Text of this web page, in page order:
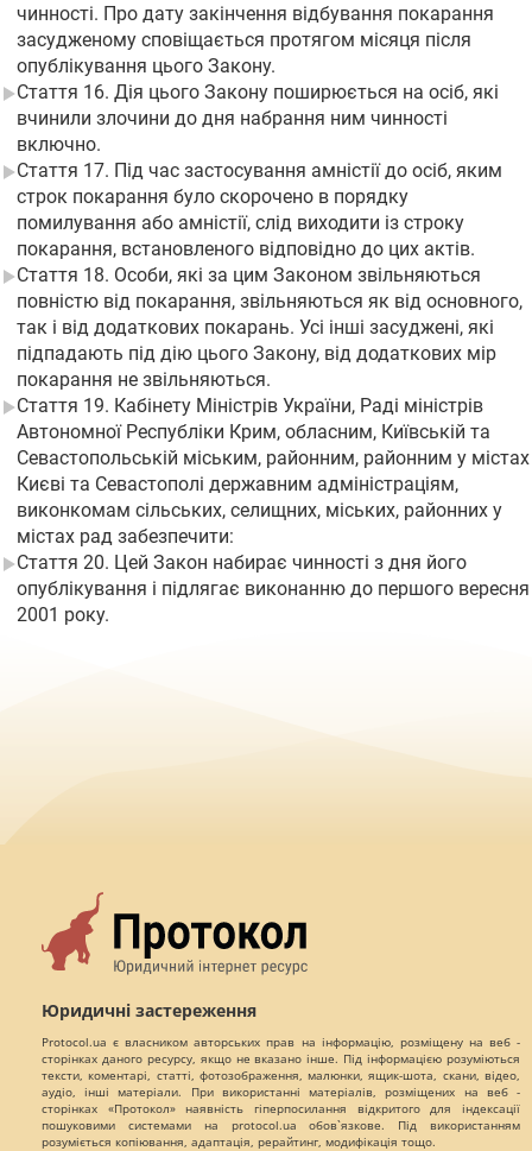
чинності. Про дату закінчення відбування покарання
засудженому сповіщається протягом місяця після
опублікування цього Закону.
Стаття 16. Дія цього Закону поширюється на осіб, які
вчинили злочини до дня набрання ним чинності
включно.
Стаття 17. Під час застосування амністії до осіб, яким
строк покарання було скорочено в порядку
помилування або амністії, слід виходити із строку
покарання, встановленого відповідно до цих актів.
Стаття 18. Особи, які за цим Законом звільняються
повністю від покарання, звільняються як від основного,
так і від додаткових покарань. Усі інші засуджені, які
підпадають під дію цього Закону, від додаткових мір
покарання не звільняються.
Стаття 19. Кабінету Міністрів України, Раді міністрів
Автономної Республіки Крим, обласним, Київській та
Севастопольській міським, районним, районним у містах
Києві та Севастополі державним адміністраціям,
виконкомам сільських, селищних, міських, районних у
містах рад забезпечити:
Стаття 20. Цей Закон набирає чинності з дня його
опублікування і підлягає виконанню до першого вересня
2001 року.
Юридичні застереження
Protocol.ua є власником авторських прав на інформацію, розміщену на веб -
сторінках даного ресурсу, якщо не вказано інше. Під інформацією розуміються
тексти, коментарі, статті, фотозображення, малюнки, ящик-шота, скани, відео,
аудіо, інші матеріали. При використанні матеріалів, розміщених на веб -
сторінках «Протокол» наявність гіперпосилання відкритого для індексації
пошуковими системами на protocol.ua обов`язкове. Під використанням
розуміється копіювання, адаптація, рерайтинг, модифікація тощо.